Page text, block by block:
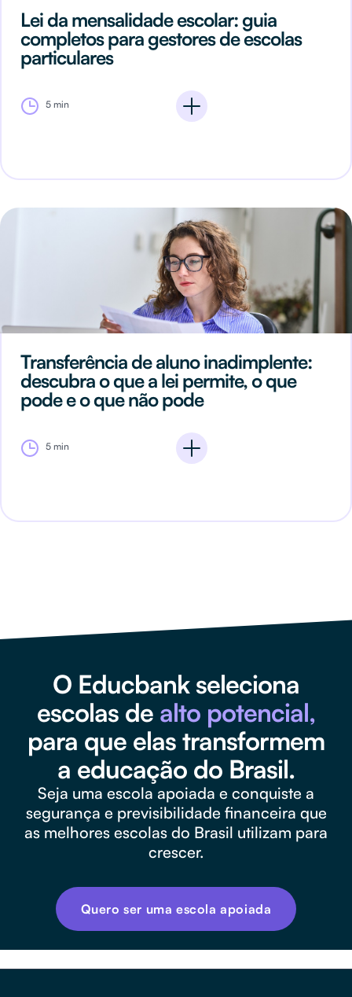
Lei da mensalidade escolar: guia
completos para gestores de escolas
particulares
5 min
Transferência de aluno inadimplente:
descubra o que a lei permite, o que
pode e o que não pode
5 min
O Educbank seleciona
escolas de alto potencial,
para que elas transformem
a educação do Brasil.
Seja uma escola apoiada e conquiste a
segurança e previsibilidade financeira que
as melhores escolas do Brasil utilizam para
crescer.
Quero ser uma escola apoiada